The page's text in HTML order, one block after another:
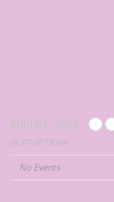
AUGUST, 2026
SORT OPTIONS
No Events